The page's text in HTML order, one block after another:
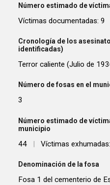
Número estimado de
Víctimas documentadas: 9
Cronología de los
identificadas)
Terror caliente (Julio de
Número de fosas en el
3
Número estimado de
municipio
44 | Víctimas
Denominación de la fosa
Fosa 1 del cementerio de